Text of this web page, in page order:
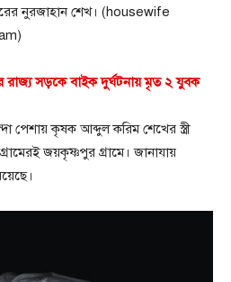
নুরজাহান শেখ। (housewife
রাজ্য সড়কে বাইক দুর্ঘটনায় মৃত ২ যুবক
পেশায় কৃষক আব্দুল করিম শেখের স্ত্রী
জয়কৃষ্ণপুর গ্রামে। জানাযায়